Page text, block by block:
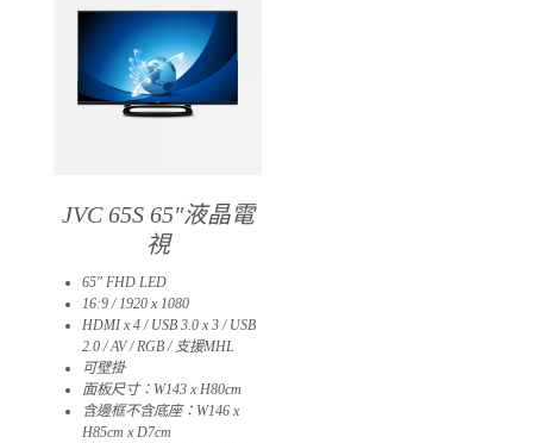
JVC 65S 65″液晶電
視
65″ FHD LED
16:9 / 1920 x 1080
HDMI x 4 / USB 3.0 x 3 / USB
2.0 / AV / RGB / 支援MHL
可壁掛
面板尺寸：W143 x H80cm
含邊框不含底座：W146 x
H85cm x D7cm